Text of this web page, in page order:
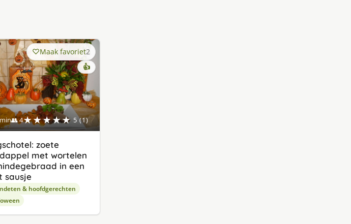
👥 4★★★★★ 5 (1)
Maak favoriet2
👍
zoete
met wortelen
in een
sausje
& hoofdgerechten